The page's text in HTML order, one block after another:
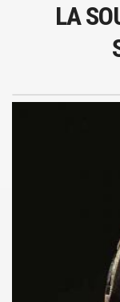
LA